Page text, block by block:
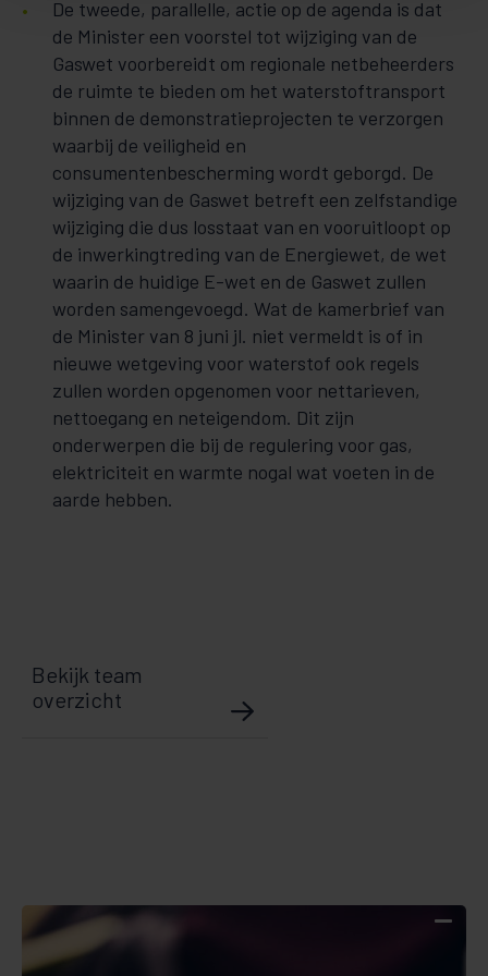
De tweede, parallelle, actie op de agenda is dat
de Minister een voorstel tot wijziging van de
Gaswet voorbereidt om regionale netbeheerders
de ruimte te bieden om het waterstoftransport
binnen de demonstratieprojecten te verzorgen
waarbij de veiligheid en
consumentenbescherming wordt geborgd. De
wijziging van de Gaswet betreft een zelfstandige
wijziging die dus losstaat van en vooruitloopt op
de inwerkingtreding van de Energiewet, de wet
waarin de huidige E-wet en de Gaswet zullen
worden samengevoegd. Wat de kamerbrief van
de Minister van 8 juni jl. niet vermeldt is of in
nieuwe wetgeving voor waterstof ook regels
zullen worden opgenomen voor nettarieven,
nettoegang en neteigendom. Dit zijn
onderwerpen die bij de regulering voor gas,
elektriciteit en warmte nogal wat voeten in de
aarde hebben.
Bekijk team
overzicht